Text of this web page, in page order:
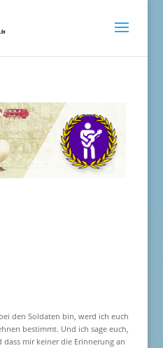
den Soldaten bin, werd ich euch
bestimmt. Und ich sage euch,
mir keiner die Erinnerung an